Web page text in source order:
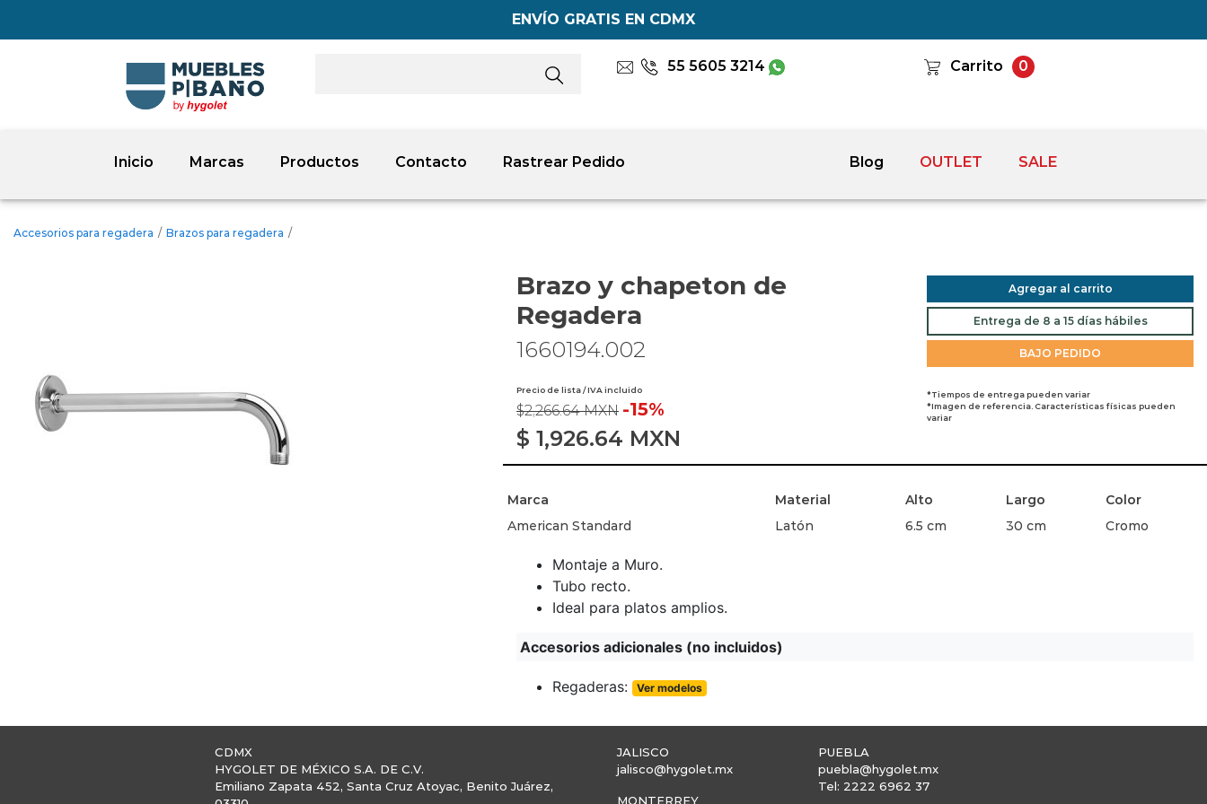
ENVÍO GRATIS EN CDMX
55 5605 3214 Carrito 0
Inicio Marcas Productos Contacto Rastrear Pedido Blog OUTLET SALE
Accesorios para regadera / Brazos para regadera /
Brazo y chapeton de
Regadera
1660194.002
Precio de lista / IVA incluido
$2,266.64 MXN -15%
$ 1,926.64 MXN
Agregar al carrito
Entrega de 8 a 15 días hábiles
BAJO PEDIDO
*Tiempos de entrega pueden variar
*Imagen de referencia. Características físicas pueden
variar
Marca Material Alto Largo
Color
American Standard
Latón 6.5 cm 30 cm Cromo
Montaje a Muro.
Tubo recto.
Ideal para platos amplios.
Accesorios adicionales (no incluidos)
Regaderas: Ver modelos
CDMX
HYGOLET DE MÉXICO S.A. DE C.V.
Emiliano Zapata 452, Santa Cruz Atoyac, Benito Juárez,
JALISCO
jalisco@hygolet.mx
MONTERREY
PUEBLA
puebla@hygolet.mx
Tel: 2222 6962 37